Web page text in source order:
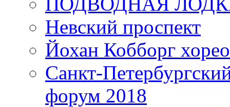
Невский проспект
Йохан Кобборг
Санкт-
форум 2018